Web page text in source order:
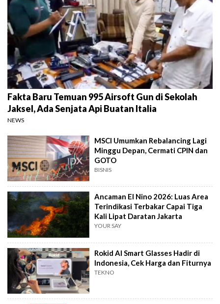
Fakta Baru Temuan 995 Airsoft Gun di Sekolah
Jaksel, Ada Senjata Api Buatan Italia
NEWS
MSCI Umumkan Rebalancing Lagi
Minggu Depan, Cermati CPIN dan
GOTO
BISNIS
Ancaman El Nino 2026: Luas Area
Terindikasi Terbakar Capai Tiga
Kali Lipat Daratan Jakarta
YOUR SAY
Rokid AI Smart Glasses Hadir di
Indonesia, Cek Harga dan Fiturnya
TEKNO